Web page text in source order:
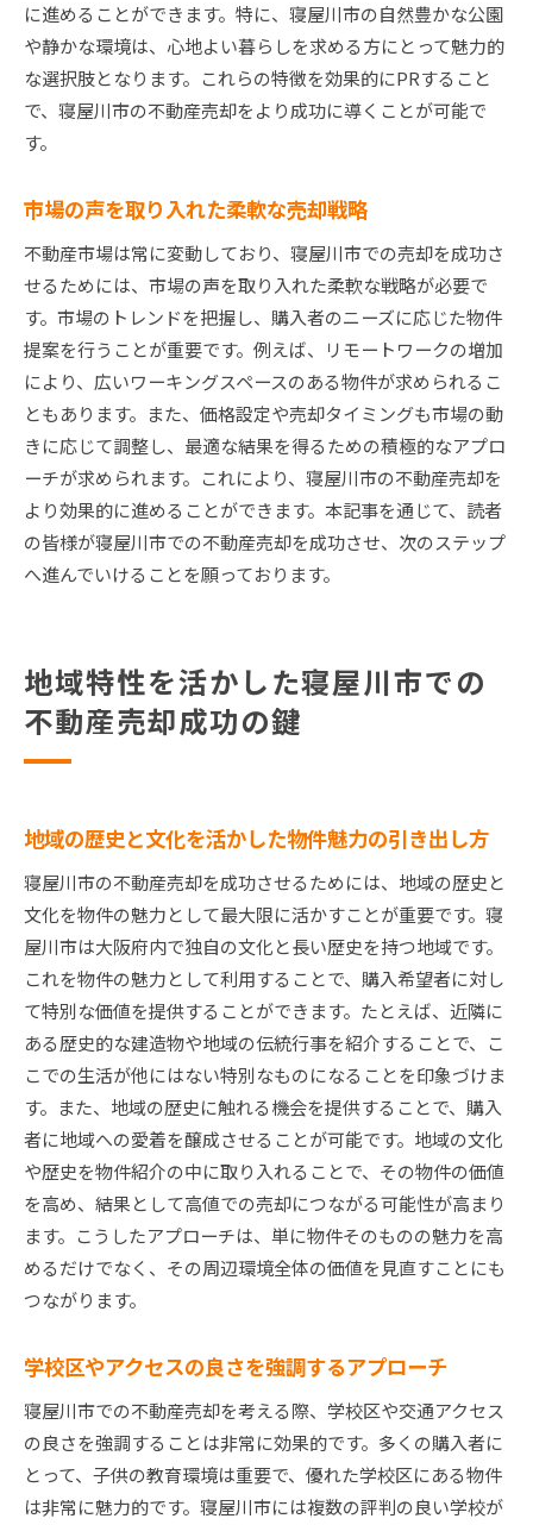
に進めることができます。特に、寝屋川市の自然豊かな公園
や静かな環境は、心地よい暮らしを求める方にとって魅力的
な選択肢となります。これらの特徴を効果的にPRすること
で、寝屋川市の不動産売却をより成功に導くことが可能で
す。
市場の声を取り入れた柔軟な売却戦略
不動産市場は常に変動しており、寝屋川市での売却を成功さ
せるためには、市場の声を取り入れた柔軟な戦略が必要で
す。市場のトレンドを把握し、購入者のニーズに応じた物件
提案を行うことが重要です。例えば、リモートワークの増加
により、広いワーキングスペースのある物件が求められるこ
ともあります。また、価格設定や売却タイミングも市場の動
きに応じて調整し、最適な結果を得るための積極的なアプロ
ーチが求められます。これにより、寝屋川市の不動産売却を
より効果的に進めることができます。本記事を通じて、読者
の皆様が寝屋川市での不動産売却を成功させ、次のステップ
へ進んでいけることを願っております。
地域特性を活かした寝屋川市での
不動産売却成功の鍵
地域の歴史と文化を活かした物件魅力の引き出し方
寝屋川市の不動産売却を成功させるためには、地域の歴史と
文化を物件の魅力として最大限に活かすことが重要です。寝
屋川市は大阪府内で独自の文化と長い歴史を持つ地域です。
これを物件の魅力として利用することで、購入希望者に対し
て特別な価値を提供することができます。たとえば、近隣に
ある歴史的な建造物や地域の伝統行事を紹介することで、こ
こでの生活が他にはない特別なものになることを印象づけま
す。また、地域の歴史に触れる機会を提供することで、購入
者に地域への愛着を醸成させることが可能です。地域の文化
や歴史を物件紹介の中に取り入れることで、その物件の価値
を高め、結果として高値での売却につながる可能性が高まり
ます。こうしたアプローチは、単に物件そのものの魅力を高
めるだけでなく、その周辺環境全体の価値を見直すことにも
つながります。
学校区やアクセスの良さを強調するアプローチ
寝屋川市での不動産売却を考える際、学校区や交通アクセス
の良さを強調することは非常に効果的です。多くの購入者に
とって、子供の教育環境は重要で、優れた学校区にある物件
は非常に魅力的です。寝屋川市には複数の評判の良い学校が